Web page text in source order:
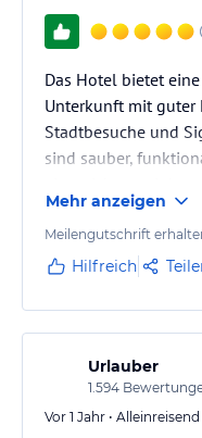
Das Hotel bietet
Unterkunft mit guter
Stadtbesuche und
sind sauber,
erholsamen Schlaf
ruhige Atmosphäre
Frühstück ist
empfehlenswertes
Verhältnis für einen
Mehr anzeigen
Meilengutschrift
Hilfreich
Urlauber
1.594
Vor 1 Jahr •